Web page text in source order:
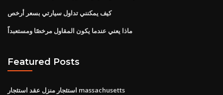
كيف يمكنني تداول سيارتي بسعر أرخص
ماذا يعني عندما يكون المقاول مرخصًا ومستعبداً
Featured Posts
استئجار منزل عقد استئجار massachusetts